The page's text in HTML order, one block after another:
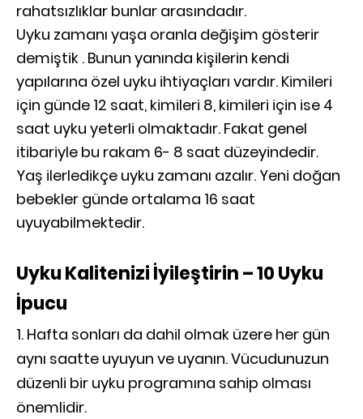
rahatsızlıklar bunlar arasındadır.
Uyku zamanı yaşa oranla değişim gösterir
demiştik . Bunun yanında kişilerin kendi
yapılarına özel uyku ihtiyaçları vardır. Kimileri
için günde 12 saat, kimileri 8, kimileri için ise 4
saat uyku yeterli olmaktadır. Fakat genel
itibariyle bu rakam 6- 8 saat düzeyindedir.
Yaş ilerledikçe uyku zamanı azalır. Yeni doğan
bebekler günde ortalama 16 saat
uyuyabilmektedir.
Uyku Kalitenizi İyileştirin – 10 Uyku
İpucu
Hafta sonları da dahil olmak üzere her gün
aynı saatte uyuyun ve uyanın. Vücudunuzun
düzenli bir uyku programına sahip olması
önemlidir.